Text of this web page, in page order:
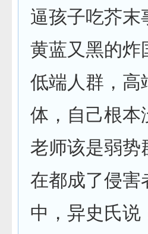
逼孩子吃芥末
黄蓝又黑的炸
低端人群，高
体，自己根本
老师该是弱势
在都成了侵害
中，异史氏说